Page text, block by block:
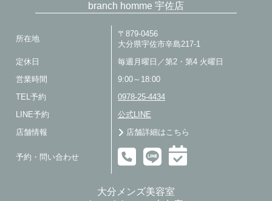
branch homme 宇佐店
所在地
〒879-0456
大分県宇佐市辛島217-1
定休日 毎週月曜日／第2・第4 火曜日
営業時間 9:00～18:00
TEL予約 0978-25-4434
LINE予約 公式LINE
店舗情報 店舗詳細はこちら
予約・問い合わせ
大分メンズ美容室